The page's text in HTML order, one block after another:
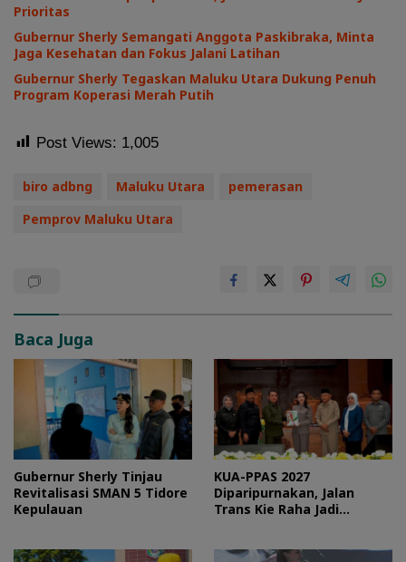
Prioritas
Gubernur Sherly Semangati Anggota Paskibraka, Minta
Jaga Kesehatan dan Fokus Jalani Latihan
Gubernur Sherly Tegaskan Maluku Utara Dukung Penuh
Program Koperasi Merah Putih
Post Views: 1,005
biro adbng Maluku Utara
pemerasan
Pemprov Maluku Utara
Baca Juga
Gubernur Sherly Tinjau
Revitalisasi SMAN 5 Tidore
Kepulauan
KUA-PPAS 2027
Diparipurnakan, Jalan
Trans Kie Raha Jadi